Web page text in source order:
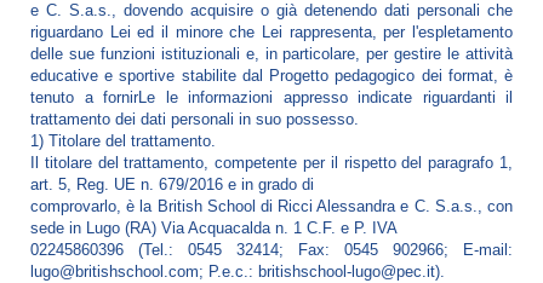
e C. S.a.s., dovendo acquisire o già detenendo dati personali che
riguardano Lei ed il minore che Lei rappresenta, per l'espletamento
delle sue funzioni istituzionali e, in particolare, per gestire le attività
educative e sportive stabilite dal Progetto pedagogico dei format, è
tenuto a fornirLe le informazioni appresso indicate riguardanti il
trattamento dei dati personali in suo possesso.
1) Titolare del trattamento.
Il titolare del trattamento, competente per il rispetto del paragrafo 1,
art. 5, Reg. UE n. 679/2016 e in grado di
comprovarlo, è la British School di Ricci Alessandra e C. S.a.s., con
sede in Lugo (RA) Via Acquacalda n. 1 C.F. e P. IVA
02245860396 (Tel.: 0545 32414; Fax: 0545 902966; E-mail:
lugo@britishschool.com; P.e.c.: britishschool-lugo@pec.it).